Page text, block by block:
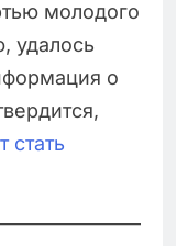
молодого
удалось
о
стать